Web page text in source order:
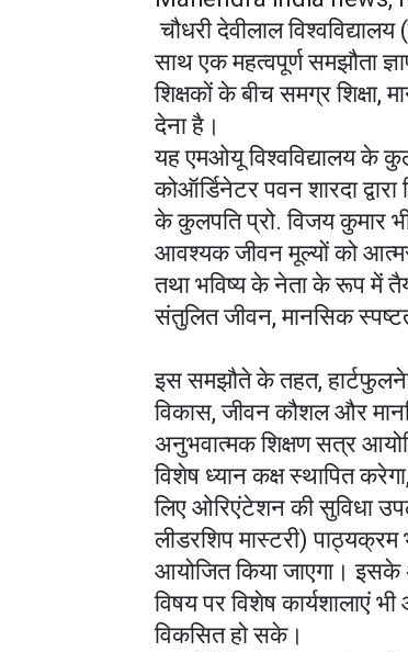
चौधरी देवीलाल
साथ एक महत्वपूर्ण समझौता
शिक्षकों के बीच समग्र शिक्षा,
देना है।
यह एमओयू विश्वविद्यालय के
कोऑर्डिनेटर पवन शारदा
के कुलपति प्रो. विजय कुमार
आवश्यक जीवन मूल्यों को
तथा भविष्य के नेता के रूप में
संतुलित जीवन, मानसिक
इस समझौते के तहत,
विकास, जीवन कौशल और
अनुभवात्मक शिक्षण सत्र
विशेष ध्यान कक्ष स्थापित
लिए ओरिएंटेशन की सुविधा
लीडरशिप मास्टरी)
आयोजित किया जाएगा। इसके
विषय पर विशेष कार्यशालाएं
विकसित हो सके।